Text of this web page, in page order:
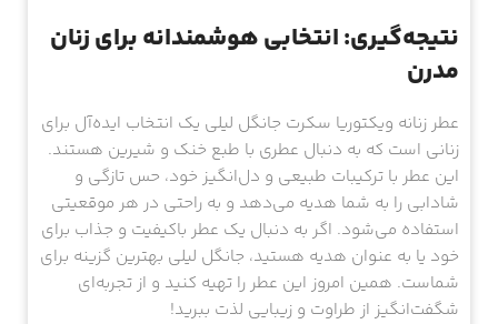
نتیجه‌گیری: انتخابی هوشمندانه برای زنان
مدرن
عطر زنانه ویکتوریا سکرت جانگل لیلی یک انتخاب ایده‌آل برای
زنانی است که به دنبال عطری با طبع خنک و شیرین هستند.
این عطر با ترکیبات طبیعی و دل‌انگیز خود، حس تازگی و
شادابی را به شما هدیه می‌دهد و به راحتی در هر موقعیتی
استفاده می‌شود. اگر به دنبال یک عطر باکیفیت و جذاب برای
خود یا به عنوان هدیه هستید، جانگل لیلی بهترین گزینه برای
شماست. همین امروز این عطر را تهیه کنید و از تجربه‌ای
شگفت‌انگیز از طراوت و زیبایی لذت ببرید!